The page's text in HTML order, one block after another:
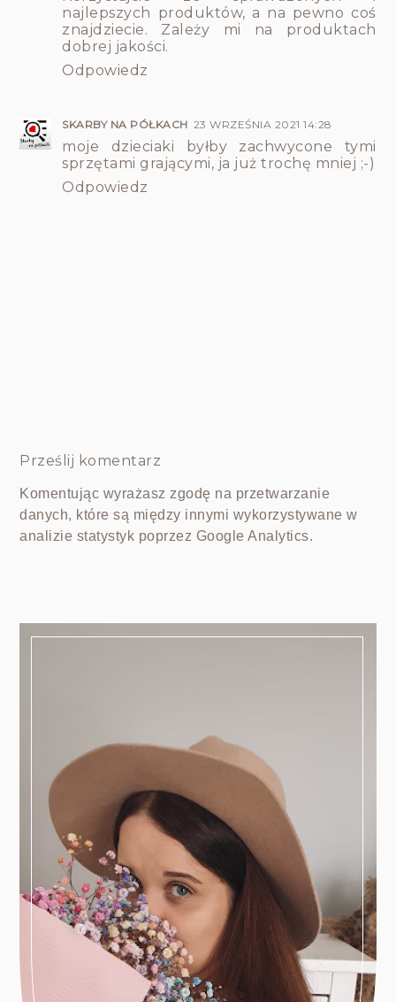
najlepszych produktów, a na pewno coś
znajdziecie. Zależy mi na produktach
dobrej jakości.
Odpowiedz
SKARBY NA PÓŁKACH 23 WRZEŚNIA 2021 14:28
moje dzieciaki byłby zachwycone tymi
sprzętami grającymi, ja już trochę mniej ;-)
Odpowiedz
Prześlij komentarz
Komentując wyrażasz zgodę na przetwarzanie
danych, które są między innymi wykorzystywane w
analizie statystyk poprzez Google Analytics.